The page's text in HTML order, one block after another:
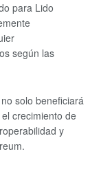
para Lido
según las
solo beneficiará
crecimiento de
y